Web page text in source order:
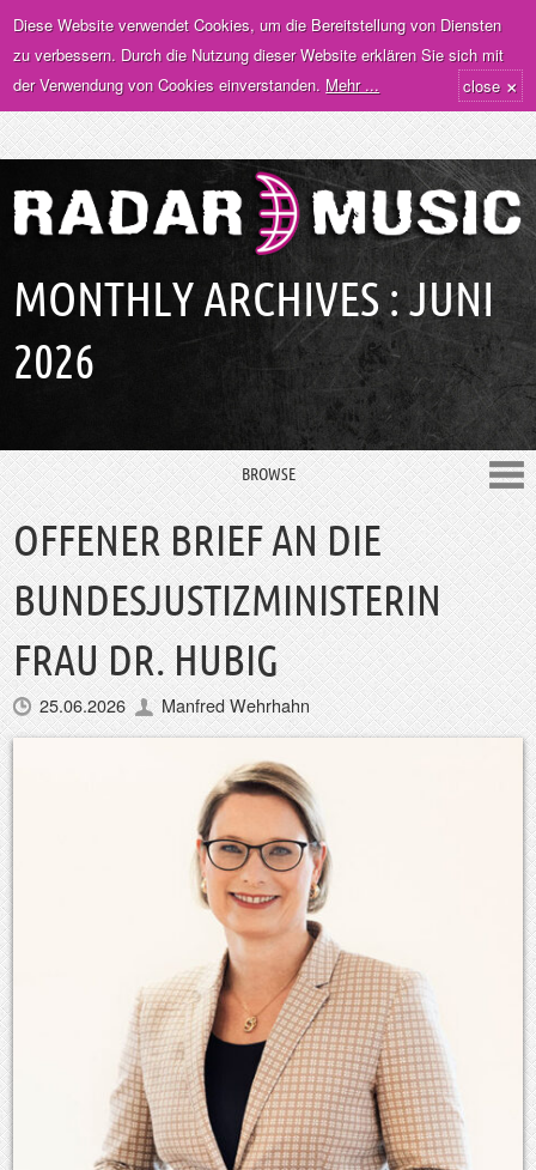
Diese Website verwendet Cookies, um die Bereitstellung von Diensten
zu verbessern. Durch die Nutzung dieser Website erklären Sie sich mit
der Verwendung von Cookies einverstanden. Mehr ... close ×
MONTHLY ARCHIVES :JUNI
2026
BROWSE
OFFENER BRIEF AN DIE
BUNDESJUSTIZMINISTERIN
FRAU DR. HUBIG
25.06.2026 Manfred Wehrhahn